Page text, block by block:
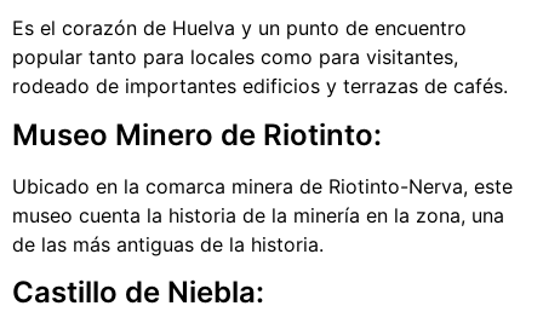
Es el corazón de Huelva y un punto de encuentro
popular tanto para locales como para visitantes,
rodeado de importantes edificios y terrazas de cafés.
Museo Minero de Riotinto:
Ubicado en la comarca minera de Riotinto-Nerva, este
museo cuenta la historia de la minería en la zona, una
de las más antiguas de la historia.
Castillo de Niebla: